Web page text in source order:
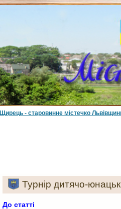
Щирець - старовинне мiстечко
Турнір дитячо-
До статті